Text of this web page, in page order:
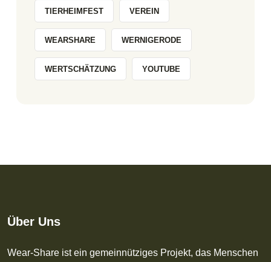
TIERHEIMFEST VEREIN
WEARSHARE WERNIGERODE
WERTSCHÄTZUNG YOUTUBE
Über Uns
Wear-Share ist ein gemeinnütziges Projekt, das Menschen